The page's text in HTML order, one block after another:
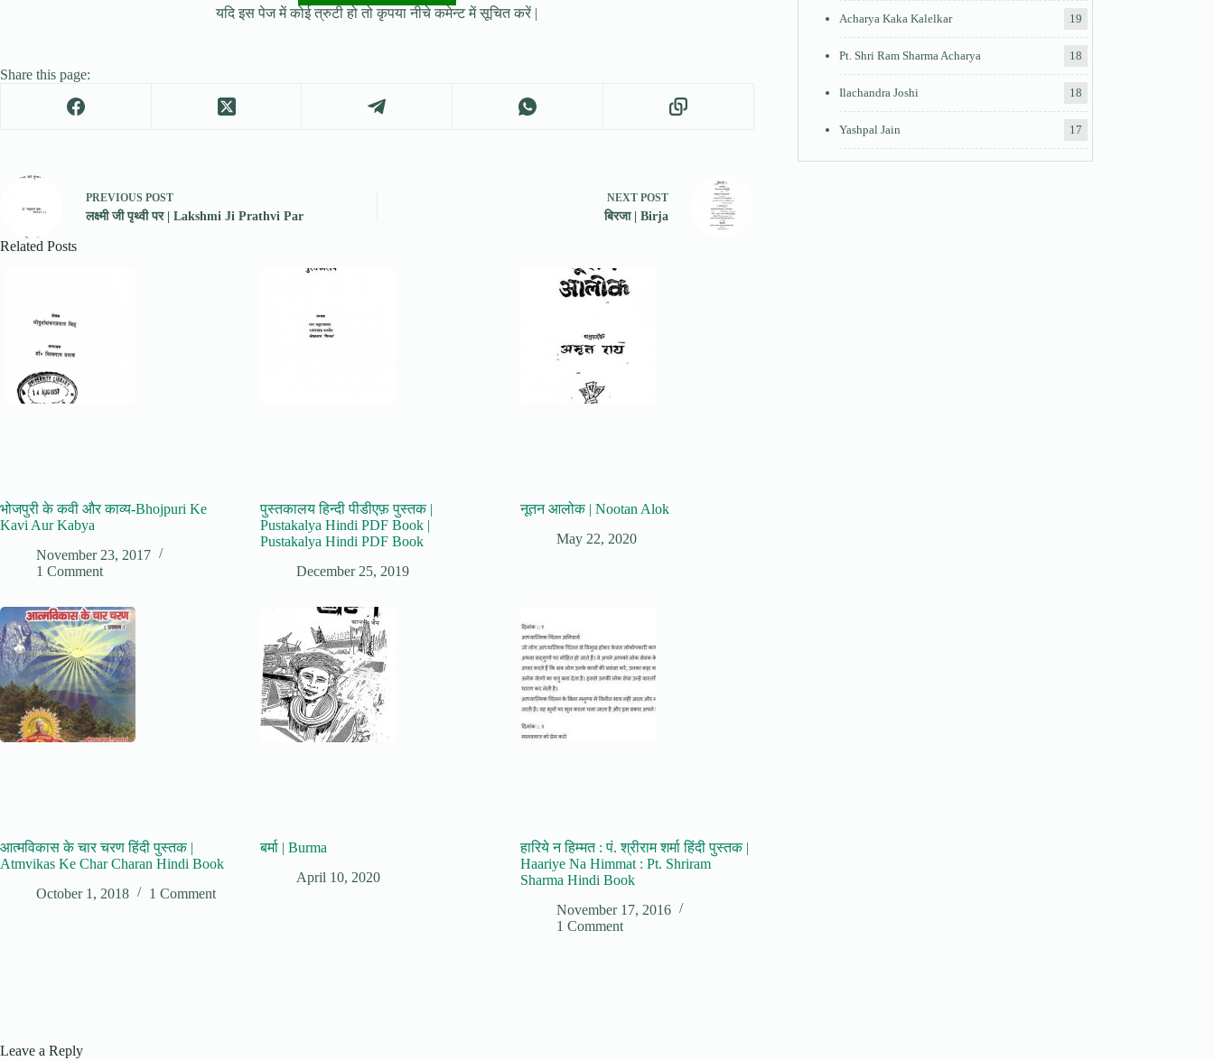
यदि इस पेज में कोई त्रुटी हो तो कृपया नीचे कमेन्ट में सूचित करें |
Share this page:
PREVIOUS POST
लक्ष्मी जी पृथ्वी पर | Lakshmi Ji Prathvi Par
NEXT POST
बिरजा | Birja
Related Posts
भोजपुरी के कवी और काव्य-Bhojpuri Ke
Kavi Aur Kabya
November 23, 2017
1 Comment
पुस्तकालय हिन्दी पीडीएफ़ पुस्तक |
Pustakalya Hindi PDF Book |
Pustakalya Hindi PDF Book
December 25, 2019
नूतन आलोक | Nootan Alok
May 22, 2020
आत्मविकास के चार चरण हिंदी पुस्तक |
Atmvikas Ke Char Charan Hindi Book
October 1, 2018
1 Comment
बर्मा | Burma
April 10, 2020
हारिये न हिम्मत : पं. श्रीराम शर्मा हिंदी पुस्तक |
Haariye Na Himmat : Pt. Shriram
Sharma Hindi Book
November 17, 2016
1 Comment
Acharya Kaka Kalelkar 19
Pt. Shri Ram Sharma Acharya 18
Ilachandra Joshi 18
Yashpal Jain 17
Leave a Reply